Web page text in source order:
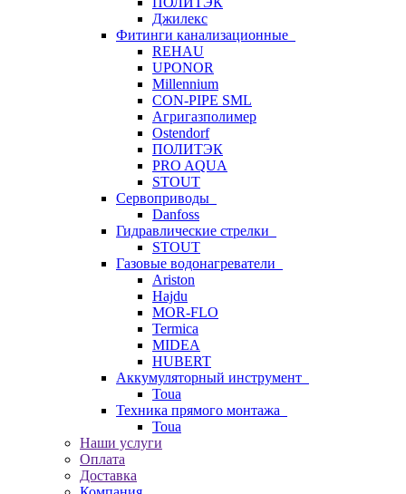
Джилекс
Фитинги канализационные
REHAU
UPONOR
Millennium
CON-PIPE SML
Агригазполимер
Ostendorf
ПОЛИТЭК
PRO AQUA
STOUT
Сервоприводы
Danfoss
Гидравлические стрелки
STOUT
Газовые водонагреватели
Ariston
Hajdu
MOR-FLO
Termica
MIDEA
HUBERT
Аккумуляторный инструмент
Toua
Техника прямого монтажа
Toua
Наши услуги
Оплата
Доставка